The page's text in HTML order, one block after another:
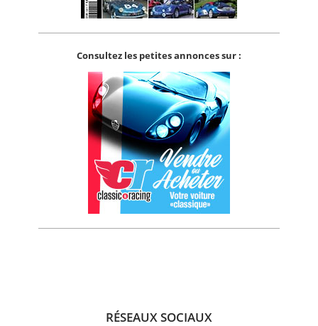
Consultez les petites annonces sur :
RÉSEAUX SOCIAUX